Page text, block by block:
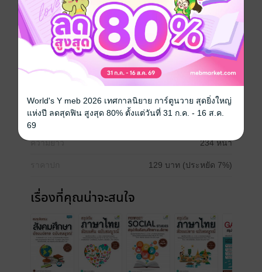
ยิ่งสำหรับใช้ทบทวนเนื้อหาและเตรียมความพร้อมสู่การ
สอบ O-NET, 9 วิชาสามัญ, โควตา, สอบตรง, เพิ่มเกรด,
ชิงทุน, Admission, Entrance 4.0 และระบบใหม่ TCAS
สังคมศึกษา เตรียมสอบ admission
ประเภทไฟล์ pdf
วันที่วางขาย
ความยาว 234 หน้า
129 บาท (ประหยัด 7%)
เรื่องที่คุณน่าจะสนใจ
World's Y meb 2026 เทศกาลนิยาย การ์ตูนวาย สุดยิ่งใหญ่
แห่งปี ลดสุดฟิน สูงสุด 80% ตั้งแต่วันที่ 31 ก.ค. - 16 ส.ค.
69